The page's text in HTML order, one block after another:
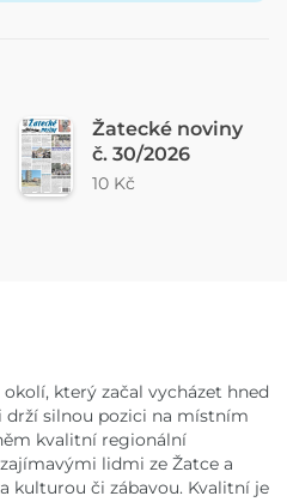
Žatecké noviny
č. 30/2026
10 Kč
který začal vycházet hned
drží silnou pozici na místním
kvalitní regionální
lidmi ze Žatce a
kulturou či zábavou. Kvalitní je